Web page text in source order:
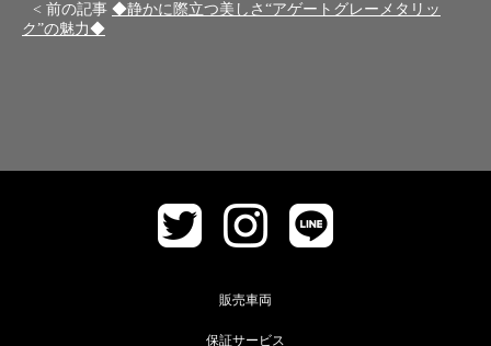
< 前の記事 ◆静かに際立つ美しさ“アゲートグレーメタリッ
ク”の魅力◆
販売車両
保証サービス